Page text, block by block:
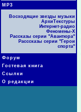
МР3
Восходящие звезды музыки
АрхиТекстуры
Интернет-радио
Феномены-Х
Рассказы серии "Авантюра"
Расссказы серии "Герои
спорта"
Форум
Гостевая книга
Ссылки
О редакции